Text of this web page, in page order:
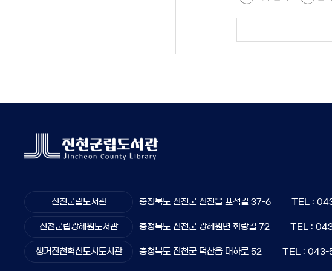
진천군립도서관 충청북도 진천군 진천읍 포석길 37-6 TEL :
진천군립광혜원도서관 충청북도 진천군 광혜원면 화랑길 72 TEL :
생거진천혁신도시도서관 충청북도 진천군 덕산읍 대하로 52 TEL :